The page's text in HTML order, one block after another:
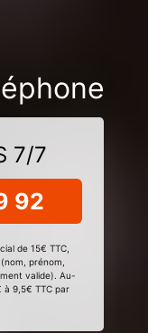
7/7
92
de 15€ TTC,
prénom,
valide). Au-
à 9,5€ TTC par